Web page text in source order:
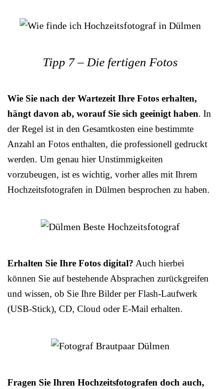
Tipp 7 – Die fertigen Fotos
Wie Sie nach der Wartezeit Ihre Fotos erhalten,
hängt davon ab, worauf Sie sich geeinigt haben. In
der Regel ist in den Gesamtkosten eine bestimmte
Anzahl an Fotos enthalten, die professionell gedruckt
werden. Um genau hier Unstimmigkeiten
vorzubeugen, ist es wichtig, vorher alles mit Ihrem
Hochzeitsfotografen in Dülmen besprochen zu haben.
Erhalten Sie Ihre Fotos digital? Auch hierbei
können Sie auf bestehende Absprachen zurückgreifen
und wissen, ob Sie Ihre Bilder per Flash-Laufwerk
(USB-Stick), CD, Cloud oder E-Mail erhalten.
Fragen Sie Ihren Hochzeitsfotografen doch auch,